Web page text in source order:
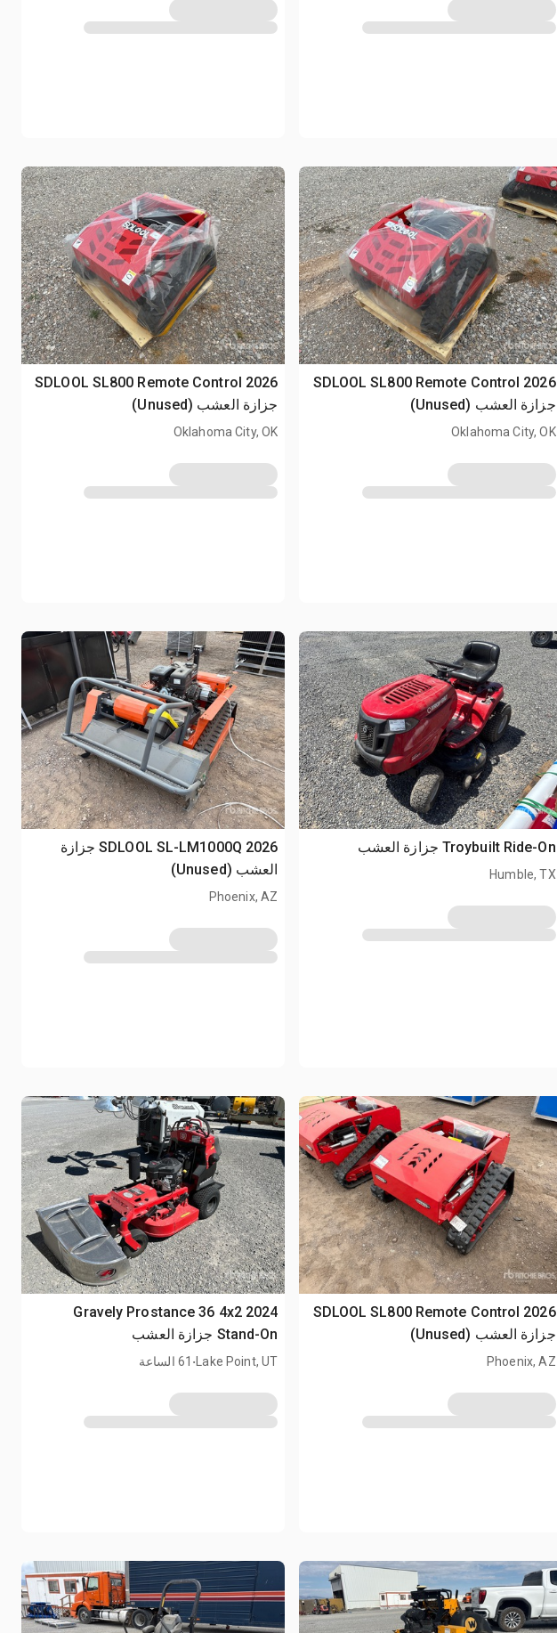
2026 SDLOOL SL800 Remote Control
جزازة العشب (Unused)
Oklahoma City, OK
2026 SDLOOL SL800 Remote Control
جزازة العشب (Unused)
Oklahoma City, OK
Troybuilt Ride-On جزازة العشب
Humble, TX
2026 SDLOOL SL-LM1000Q جزازة
العشب (Unused)
Phoenix, AZ
2026 SDLOOL SL800 Remote Control
جزازة العشب (Unused)
Phoenix, AZ
2024 Gravely Prostance 36 4x2
Stand-On جزازة العشب
Lake Point, UT
. 61 الساعة